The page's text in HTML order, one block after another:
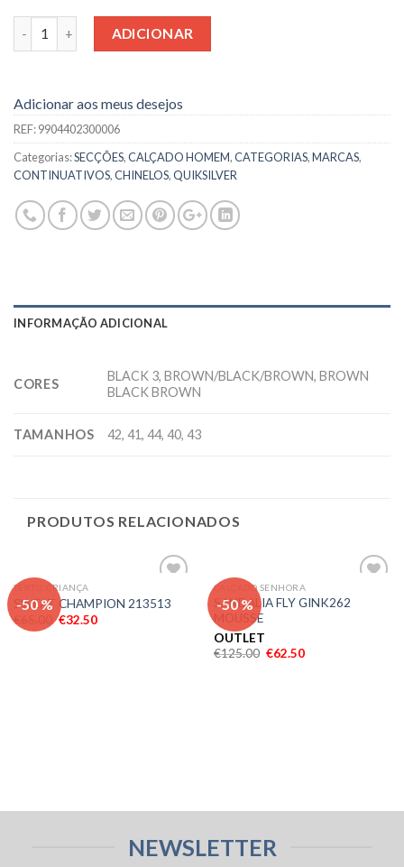
Quantidade ADICIONAR
Adicionar aos meus desejos
REF:9904402300006
Categorias:SECÇÕES,CALÇADO HOMEM,CATEGORIAS,MARCAS,
CONTINUATIVOS,CHINELOS,QUIKSILVER
INFORMAÇÃO ADICIONAL
CORES
BLACK 3, BROWN/BLACK/BROWN, BROWN
BLACK BROWN
TAMANHOS 42, 41, 44, 40, 43
PRODUTOS RELACIONADOS
-50 %
aos meus
TEXTIL CRIANÇA
SWEAT CHAMPION 213513
€
€32.50
-50 %
aos meus
CALÇADO SENHORA
SANDALIA FLY GINK262
MOUSSE
OUTLET
€125.00 €62.50
NEWSLETTER